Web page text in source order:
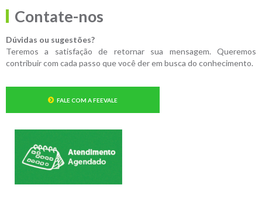
Contate-nos
Dúvidas ou sugestões?
Teremos a satisfação de retornar sua mensagem. Queremos
contribuir com cada passo que você der em busca do conhecimento.
FALE COM A FEEVALE